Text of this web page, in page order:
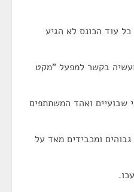
עוד הכונס לא הגיע
בקשר למפעל "מקט
שבועיים ואהד המשתתפים
ומכבידים מאד על